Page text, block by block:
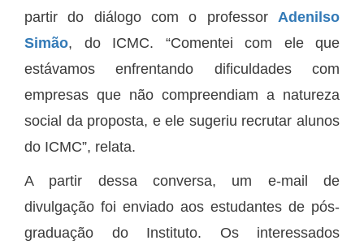
partir do diálogo com o professor Adenilso
Simão, do ICMC. “Comentei com ele que
estávamos enfrentando dificuldades com
empresas que não compreendiam a natureza
social da proposta, e ele sugeriu recrutar alunos
do ICMC”, relata.
A partir dessa conversa, um e-mail de
divulgação foi enviado aos estudantes de pós-
graduação do Instituto. Os interessados